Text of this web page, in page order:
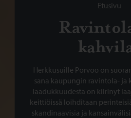
Etusivu
Herkkusuille Porvoo on
sana kaupungin ravintola- ja
laadukkuudesta on kiirinyt
keittiöissä loihditaan
skandinaavisia ja